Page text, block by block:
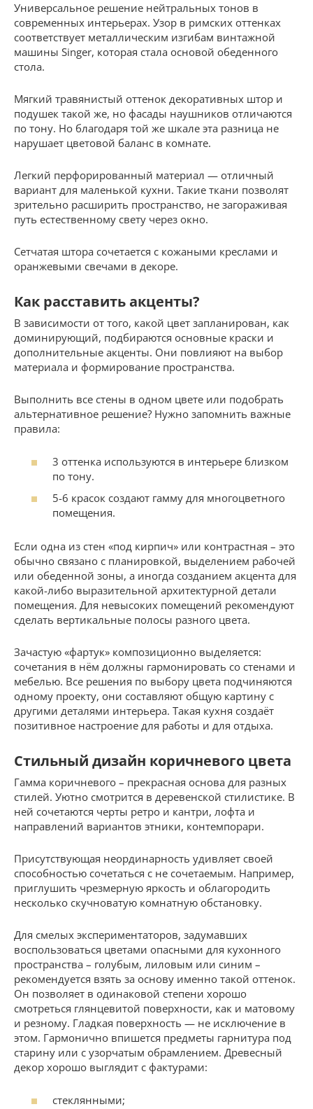
Универсальное решение нейтральных тонов в
современных интерьерах. Узор в римских оттенках
соответствует металлическим изгибам винтажной
машины Singer, которая стала основой обеденного
стола.
Мягкий травянистый оттенок декоративных штор и
подушек такой же, но фасады наушников отличаются
по тону. Но благодаря той же шкале эта разница не
нарушает цветовой баланс в комнате.
Легкий перфорированный материал — отличный
вариант для маленькой кухни. Такие ткани позволят
зрительно расширить пространство, не загораживая
путь естественному свету через окно.
Сетчатая штора сочетается с кожаными креслами и
оранжевыми свечами в декоре.
Как расставить акценты?
В зависимости от того, какой цвет запланирован, как
доминирующий, подбираются основные краски и
дополнительные акценты. Они повлияют на выбор
материала и формирование пространства.
Выполнить все стены в одном цвете или подобрать
альтернативное решение? Нужно запомнить важные
правила:
3 оттенка используются в интерьере близком
по тону.
5-6 красок создают гамму для многоцветного
помещения.
Если одна из стен «под кирпич» или контрастная – это
обычно связано с планировкой, выделением рабочей
или обеденной зоны, а иногда созданием акцента для
какой-либо выразительной архитектурной детали
помещения. Для невысоких помещений рекомендуют
сделать вертикальные полосы разного цвета.
Зачастую «фартук» композиционно выделяется:
сочетания в нём должны гармонировать со стенами и
мебелью. Все решения по выбору цвета подчиняются
одному проекту, они составляют общую картину с
другими деталями интерьера. Такая кухня создаёт
позитивное настроение для работы и для отдыха.
Стильный дизайн коричневого цвета
Гамма коричневого – прекрасная основа для разных
стилей. Уютно смотрится в деревенской стилистике. В
ней сочетаются черты ретро и кантри, лофта и
направлений вариантов этники, контемпорари.
Присутствующая неординарность удивляет своей
способностью сочетаться с не сочетаемым. Например,
приглушить чрезмерную яркость и облагородить
несколько скучноватую комнатную обстановку.
Для смелых экспериментаторов, задумавших
воспользоваться цветами опасными для кухонного
пространства – голубым, лиловым или синим –
рекомендуется взять за основу именно такой оттенок.
Он позволяет в одинаковой степени хорошо
смотреться глянцевитой поверхности, как и матовому
и резному. Гладкая поверхность — не исключение в
этом. Гармонично впишется предметы гарнитура под
старину или с узорчатым обрамлением. Древесный
декор хорошо выглядит с фактурами:
стеклянными;